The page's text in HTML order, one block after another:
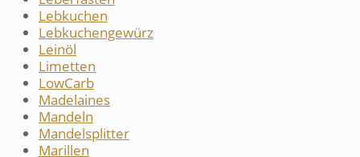
Lebkuchen
Lebkuchengewürz
Leinöl
Limetten
LowCarb
Madelaines
Mandeln
Mandelsplitter
Marillen